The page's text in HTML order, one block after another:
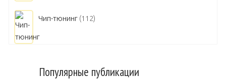
Чип-тюнинг (112)
Популярные публикации